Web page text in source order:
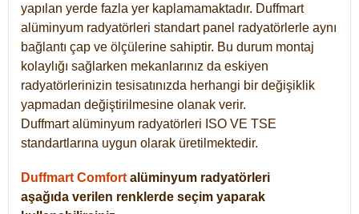
yapılan yerde fazla yer kaplamamaktadır. Duffmart
alüminyum radyatörleri standart panel radyatörlerle aynı
bağlantı çap ve ölçülerine sahiptir. Bu durum montaj
kolaylığı sağlarken mekanlarınız da eskiyen
radyatörlerinizin tesisatınızda herhangi bir değişiklik
yapmadan değiştirilmesine olanak verir.
Duffmart alüminyum radyatörleri ISO VE TSE
standartlarına uygun olarak üretilmektedir.
Duffmart Comfort alüminyum radyatörleri
aşağıda verilen renklerde seçim yaparak